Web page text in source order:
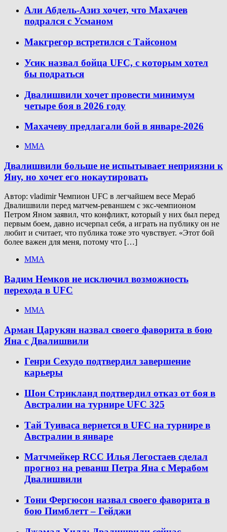
Али Абдель-Азиз хочет, что Махачев
подрался с Усманом
Макгрегор встретился с Тайсоном
Усик назвал бойца UFC, с которым хотел
бы подраться
Двалишвили хочет провести минимум
четыре боя в 2026 году
Махачеву предлагали бой в январе-2026
ММА
Двалишвили больше не испытывает неприязни к
Яну, но хочет его нокаутировать
Автор: vladimir Чемпион UFC в легчайшем весе Мераб
Двалишвили перед матчем-реваншем с экс-чемпионом
Петром Яном заявил, что конфликт, который у них был перед
первым боем, давно исчерпал себя, а играть на публику он не
любит и считает, что публика тоже это чувствует. «Этот бой
более важен для меня, потому что […]
ММА
Вадим Немков не исключил возможность
перехода в UFC
ММА
Арман Царукян назвал своего фаворита в бою
Яна с Двалишвили
Генри Сехудо подтвердил завершение
карьеры
Шон Стрикланд подтвердил отказ от боя в
Австралии на турнире UFC 325
Тай Туиваса вернется в UFC на турнире в
Австралии в январе
Матчмейкер RCC Илья Легостаев сделал
прогноз на реванш Петра Яна с Мерабом
Двалишвили
Тони Фергюсон назвал своего фаворита в
бою Пимблетт – Гейджи